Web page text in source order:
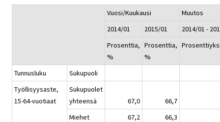
Vuosi/Kuukausi
Muutos
2014/01
2015/01
2014/01 -
Prosenttia,
%
Prosenttia,
%
Tunnusluku
Sukupuoli
Työllisyysaste,
15-64-vuotiaat
Sukupuolet
yhteensä
67,0
66,7
Miehet
67,2
66,3